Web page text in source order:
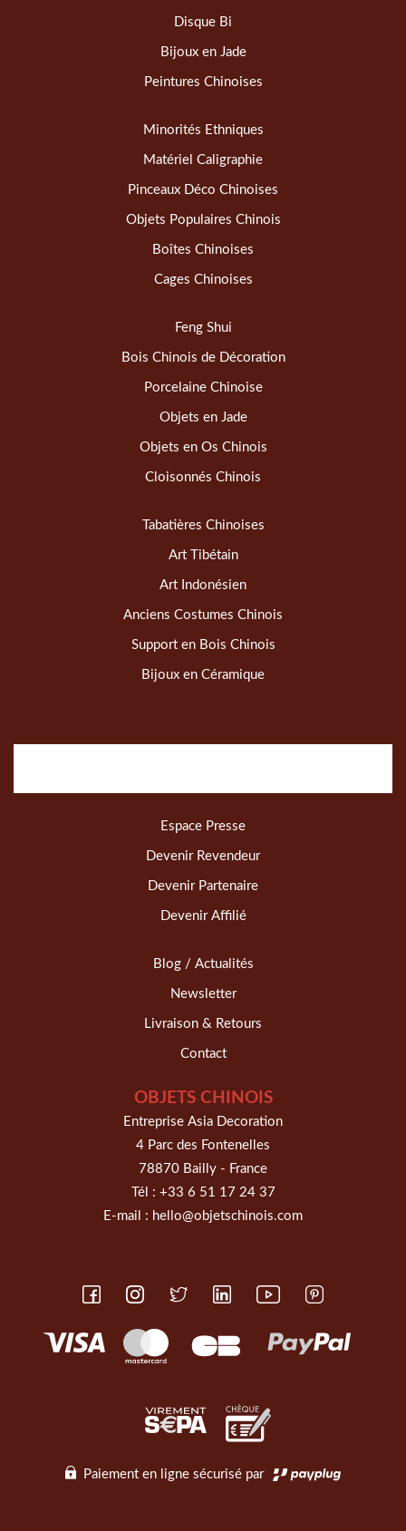
Disque Bi
Bijoux en Jade
Peintures Chinoises
Minorités Ethniques
Matériel Caligraphie
Pinceaux Déco Chinoises
Objets Populaires Chinois
Boîtes Chinoises
Cages Chinoises
Feng Shui
Bois Chinois de Décoration
Porcelaine Chinoise
Objets en Jade
Objets en Os Chinois
Cloisonnés Chinois
Tabatières Chinoises
Art Tibétain
Art Indonésien
Anciens Costumes Chinois
Support en Bois Chinois
Bijoux en Céramique
Espace Presse
Devenir Revendeur
Devenir Partenaire
Devenir Affilié
Blog / Actualités
Newsletter
Livraison & Retours
Contact
OBJETS CHINOIS
Entreprise Asia Decoration
4 Parc des Fontenelles
78870 Bailly - France
Tél : +33 6 51 17 24 37
E-mail : hello@objetschinois.com
Paiement en ligne sécurisé par